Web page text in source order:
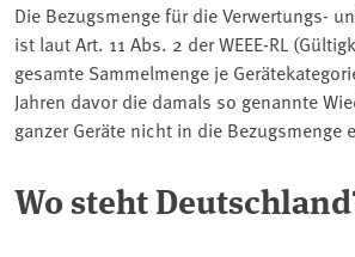
Die Bezugsmenge für die Verwertungs-
ist laut Art. 11 Abs. 2 der WEEE-RL
gesamte Sammelmenge je
Jahren davor die damals so genannte
ganzer Geräte nicht in die Bezugsmenge
Wo steht